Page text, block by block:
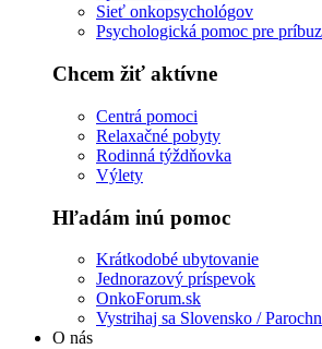
Sieť onkopsychológov
Psychologická pomoc pre
Chcem žiť aktívne
Centrá pomoci
Relaxačné pobyty
Rodinná týždňovka
Výlety
Hľadám inú pomoc
Krátkodobé ubytovanie
Jednorazový príspevok
OnkoForum.sk
Vystrihaj sa Slovensko /
O nás